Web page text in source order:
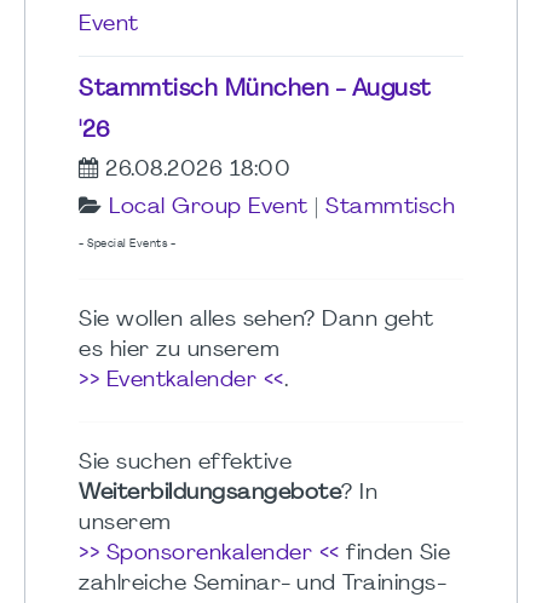
Event
Stammtisch München - August
'26
26.08.2026 18:00
Local Group Event
Stammtisch
- Special Events -
Sie wollen alles sehen? Dann geht
es hier zu unserem
>> Eventkalender <<.
Sie suchen effektive
Weiterbildungsangebote? In
unserem
>> Sponsorenkalender << finden Sie
zahlreiche Seminar- und Trainings-